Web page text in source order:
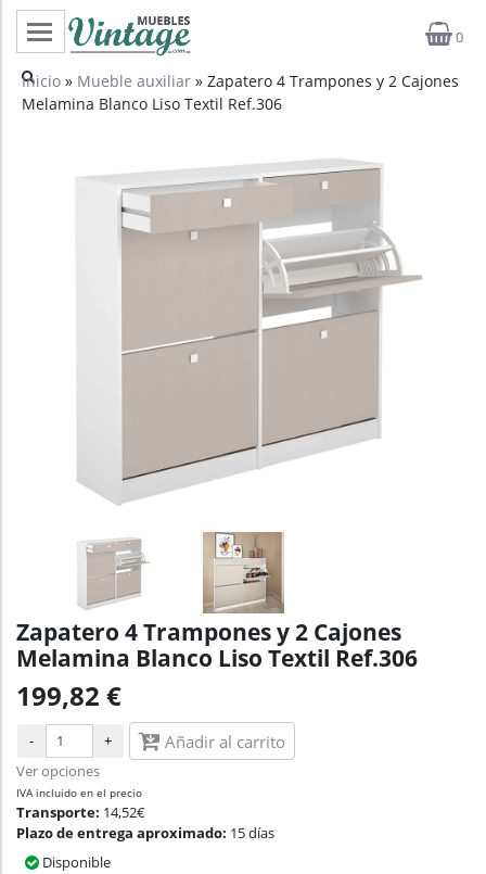
0
Categorías
Contacto
Inicio » Mueble auxiliar » Zapatero 4 Trampones y 2 Cajones
Melamina Blanco Liso Textil Ref.306
Zapatero 4 Trampones y 2 Cajones
Melamina Blanco Liso Textil Ref.306
199,82 €
- + Añadir al carrito
Ver opciones
IVA incluido en el precio
Transporte: 14,52€
Plazo de entrega aproximado: 15 días
Disponible